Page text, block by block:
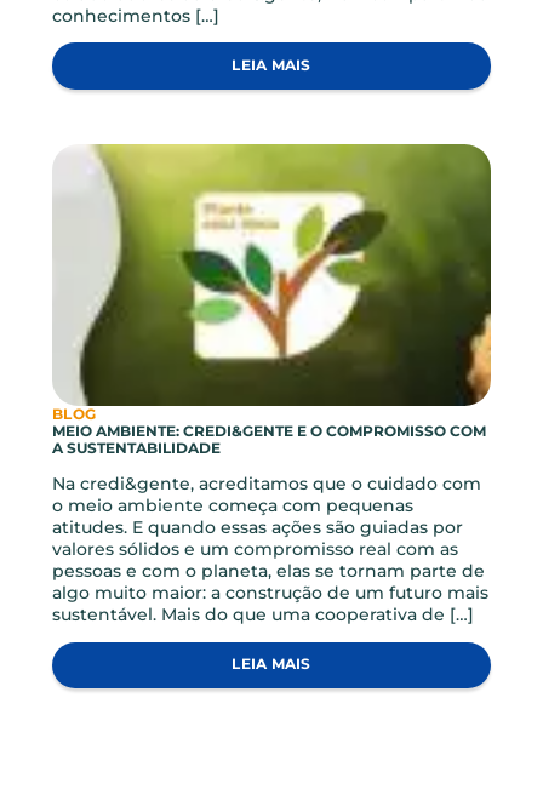
BLOG, NOTICIAS
CONHECIMENTO QUE FORTALECE: COLABORADORES
PARTICIPAM DE ENCONTRO COM O FGCOOP
No dia 12 de maio, recebemos o convidado
especial Davi da Costa Aires de Oliveira, Gerente
de Operações e Relacionamento no FGCoop –
Fundo Garantidor do Cooperativismo de Crédito
para um encontro com nossos colaboradores.
Durante a apresentação realizada em um
encontro online com a presença de todos os
colaboradores da credi&gente, Davi compartilhou